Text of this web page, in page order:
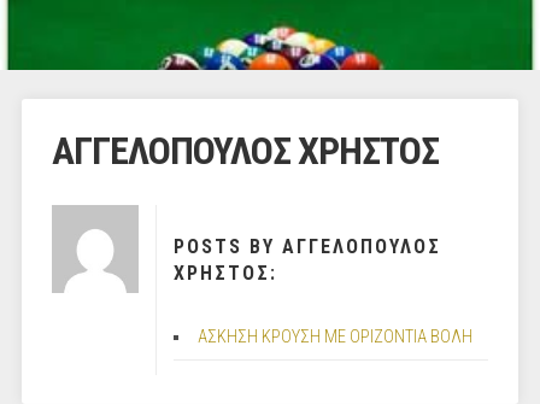
ΑΓΓΕΛΟΠΟΥΛΟΣ ΧΡΗΣΤΟΣ
POSTS BY ΑΓΓΕΛΟΠΟΥΛΟΣ
ΧΡΗΣΤΟΣ:
ΑΣΚΗΣΗ ΚΡΟΥΣΗ ΜΕ ΟΡΙΖΟΝΤΙΑ ΒΟΛΗ